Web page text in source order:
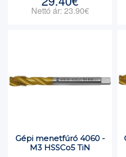
Nettó ár: 23.90€
Gépi menetfúró 4060 -
M3 HSSCo5 TiN